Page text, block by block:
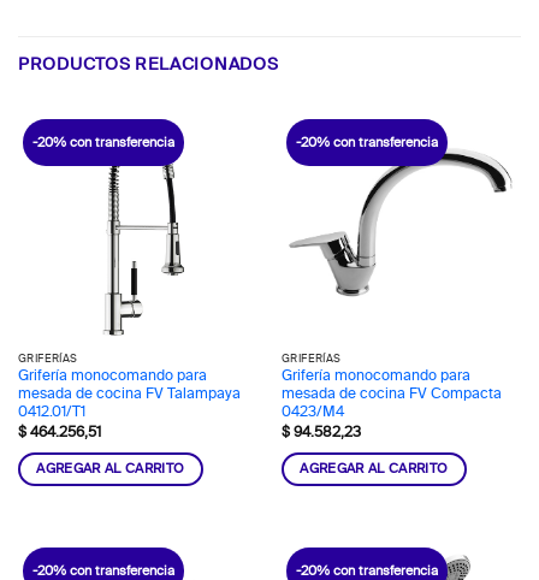
PRODUCTOS RELACIONADOS
-20% con transferencia
GRIFERÍAS
Grifería monocomando para
mesada de cocina FV Talampaya
0412.01/T1
$464.256,51
AGREGAR AL CARRITO
-20% con transferencia
GRIFERÍAS
Grifería monocomando para
mesada de cocina FV Compacta
0423/M4
$94.582,23
AGREGAR AL CARRITO
-20% con transferencia -20% con transferencia